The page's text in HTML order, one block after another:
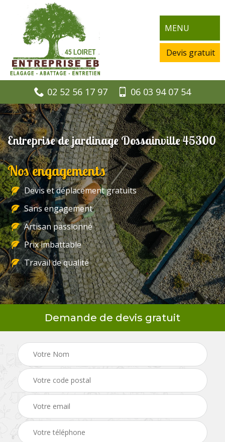
MENU
Devis gratuit
02 52 56 17 97 06 03 94 07 54
Entreprise de jardinage Dossainville 45300
Nos engagements
Devis et déplacement gratuits
Sans engagement
Artisan passionné
Prix imbattable
Travail de qualité
Demande de devis gratuit